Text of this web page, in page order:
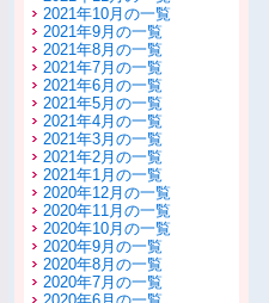
2021年10月の一覧
2021年9月の一覧
2021年8月の一覧
2021年7月の一覧
2021年6月の一覧
2021年5月の一覧
2021年4月の一覧
2021年3月の一覧
2021年2月の一覧
2021年1月の一覧
2020年12月の一覧
2020年11月の一覧
2020年10月の一覧
2020年9月の一覧
2020年8月の一覧
2020年7月の一覧